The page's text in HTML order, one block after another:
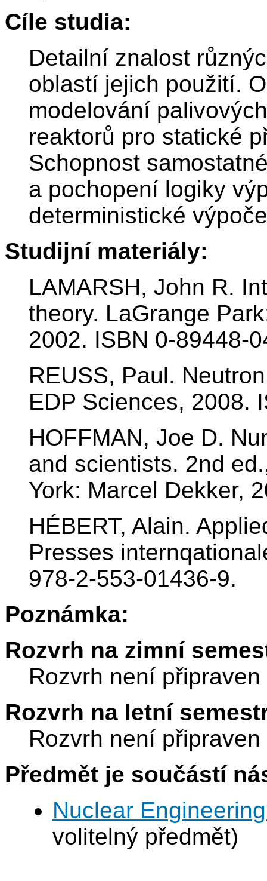
Cíle studia:
Detailní znalost
oblastí jejich použití.
modelování
reaktorů pro statické
Schopnost
a pochopení logiky
deterministické
Studijní materiály:
LAMARSH, John R.
theory. LaGrange
2002. ISBN 0-89448-
REUSS, Paul.
EDP Sciences, 2008.
HOFFMAN, Joe D.
and scientists. 2nd
York: Marcel Dekker,
HÉBERT, Alain.
Presses
978-2-553-01436-9.
Poznámka:
Rozvrh na zimní
Rozvrh není připraven
Rozvrh na letní
Rozvrh není připraven
Předmět je součástí
Nuclear
volitelný předmět)